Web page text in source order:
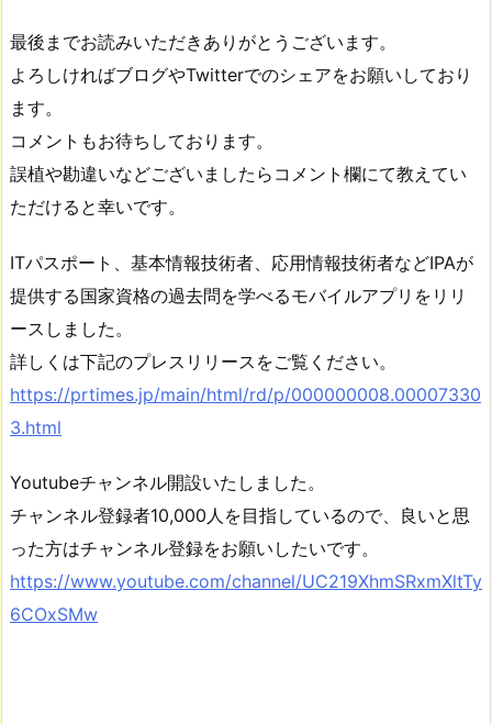
最後までお読みいただきありがとうございます。
よろしければブログやTwitterでのシェアをお願いしており
ます。
コメントもお待ちしております。
誤植や勘違いなどございましたらコメント欄にて教えてい
ただけると幸いです。
ITパスポート、基本情報技術者、応用情報技術者などIPAが
提供する国家資格の過去問を学べるモバイルアプリをリリ
ースしました。
詳しくは下記のプレスリリースをご覧ください。
https://prtimes.jp/main/html/rd/p/000000008.00007330
3.html
Youtubeチャンネル開設いたしました。
チャンネル登録者10,000人を目指しているので、良いと思
った方はチャンネル登録をお願いしたいです。
https://www.youtube.com/channel/UC219XhmSRxmXltTy
6COxSMw